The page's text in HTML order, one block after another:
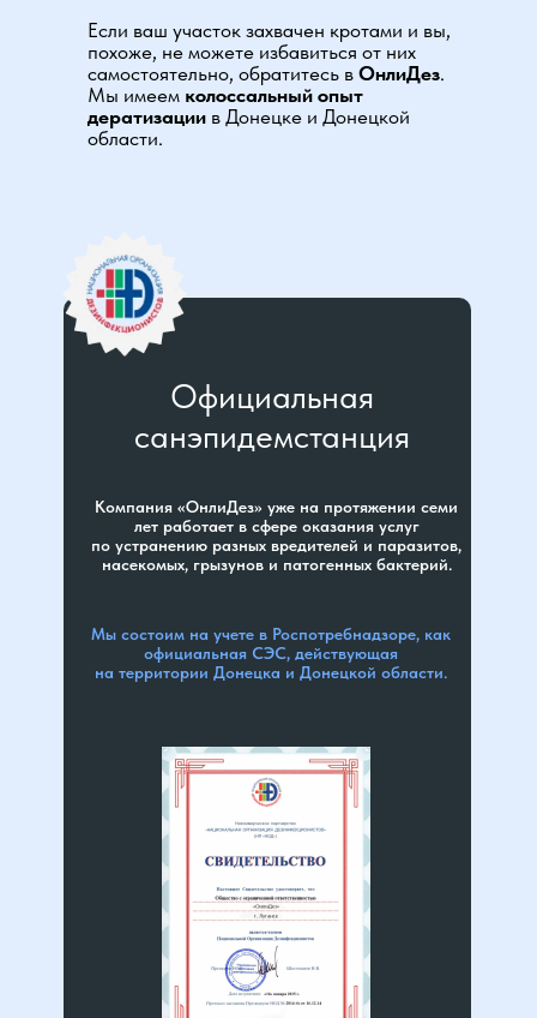
Если ваш участок захвачен кротами и вы,
похоже, не можете избавиться от них
самостоятельно, обратитесь в ОнлиДез.
Мы имеем колоссальный опыт
дератизации в Донецке и Донецкой
области.
Официальная
санэпидемстанция
Компания «ОнлиДез» уже на протяжении семи
лет работает в сфере оказания услуг
по устранению разных вредителей и паразитов,
насекомых, грызунов и патогенных бактерий.
Мы состоим на учете в Роспотребнадзоре, как
официальная СЭС, действующая
на территории Донецка и Донецкой области.